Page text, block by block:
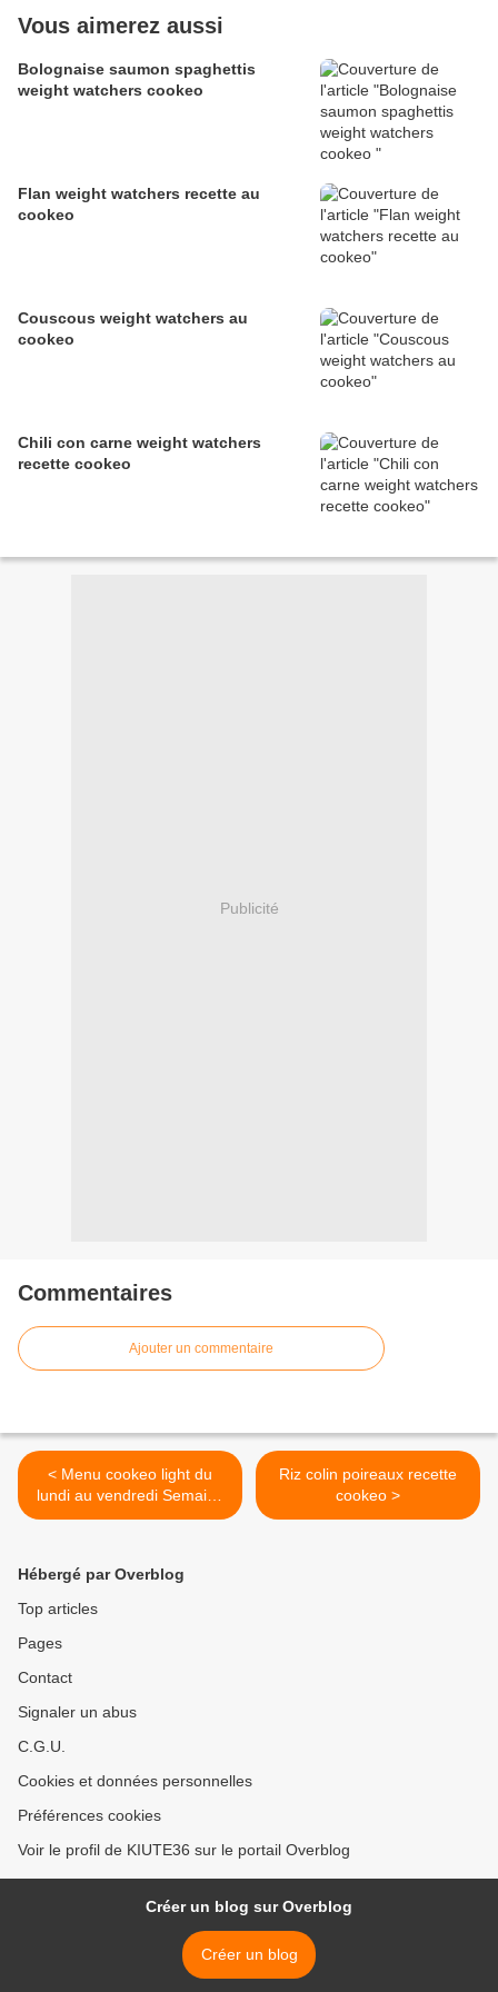
Vous aimerez aussi
Bolognaise saumon spaghettis
weight watchers cookeo
Flan weight watchers recette au
cookeo
Couscous weight watchers au
cookeo
Chili con carne weight watchers
recette cookeo
Publicité
Commentaires
Ajouter un commentaire
< Menu cookeo light du
lundi au vendredi Semaine
2
Riz colin poireaux recette
cookeo >
Hébergé par Overblog
Top articles
Pages
Contact
Signaler un abus
C.G.U.
Cookies et données personnelles
Préférences cookies
Voir le profil de KIUTE36 sur le portail Overblog
Créer un blog sur Overblog
Créer un blog